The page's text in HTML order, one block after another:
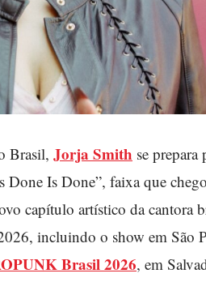
Brasil, Jorja Smith se
Done Is Done”, faixa que
capítulo artístico da cantora
incluindo o show em São
Brasil 2026, em